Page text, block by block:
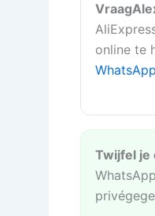
online te
WhatsApp
Twijfel je